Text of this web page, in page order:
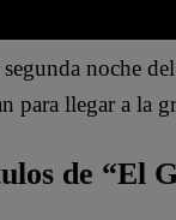
noche
para llegar a la
de “El